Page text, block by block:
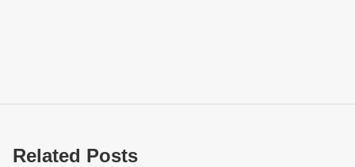
Related Posts